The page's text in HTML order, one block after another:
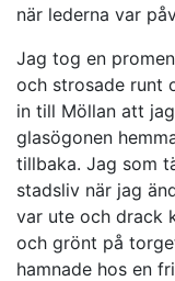
när lederna var
Jag tog en
och strosade runt
in till Möllan att
glasögonen
tillbaka. Jag som
stadsliv när jag
var ute och drack
och grönt på
hamnade hos en